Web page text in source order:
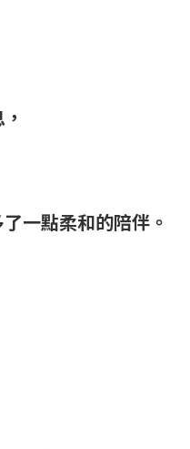
一點柔和的陪伴。